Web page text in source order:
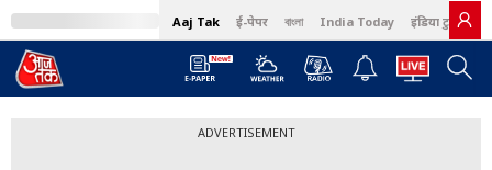
Aaj Tak ई-पेपर বাংলা India Today इंडिया टुडे हिंदी
ADVERTISEMENT